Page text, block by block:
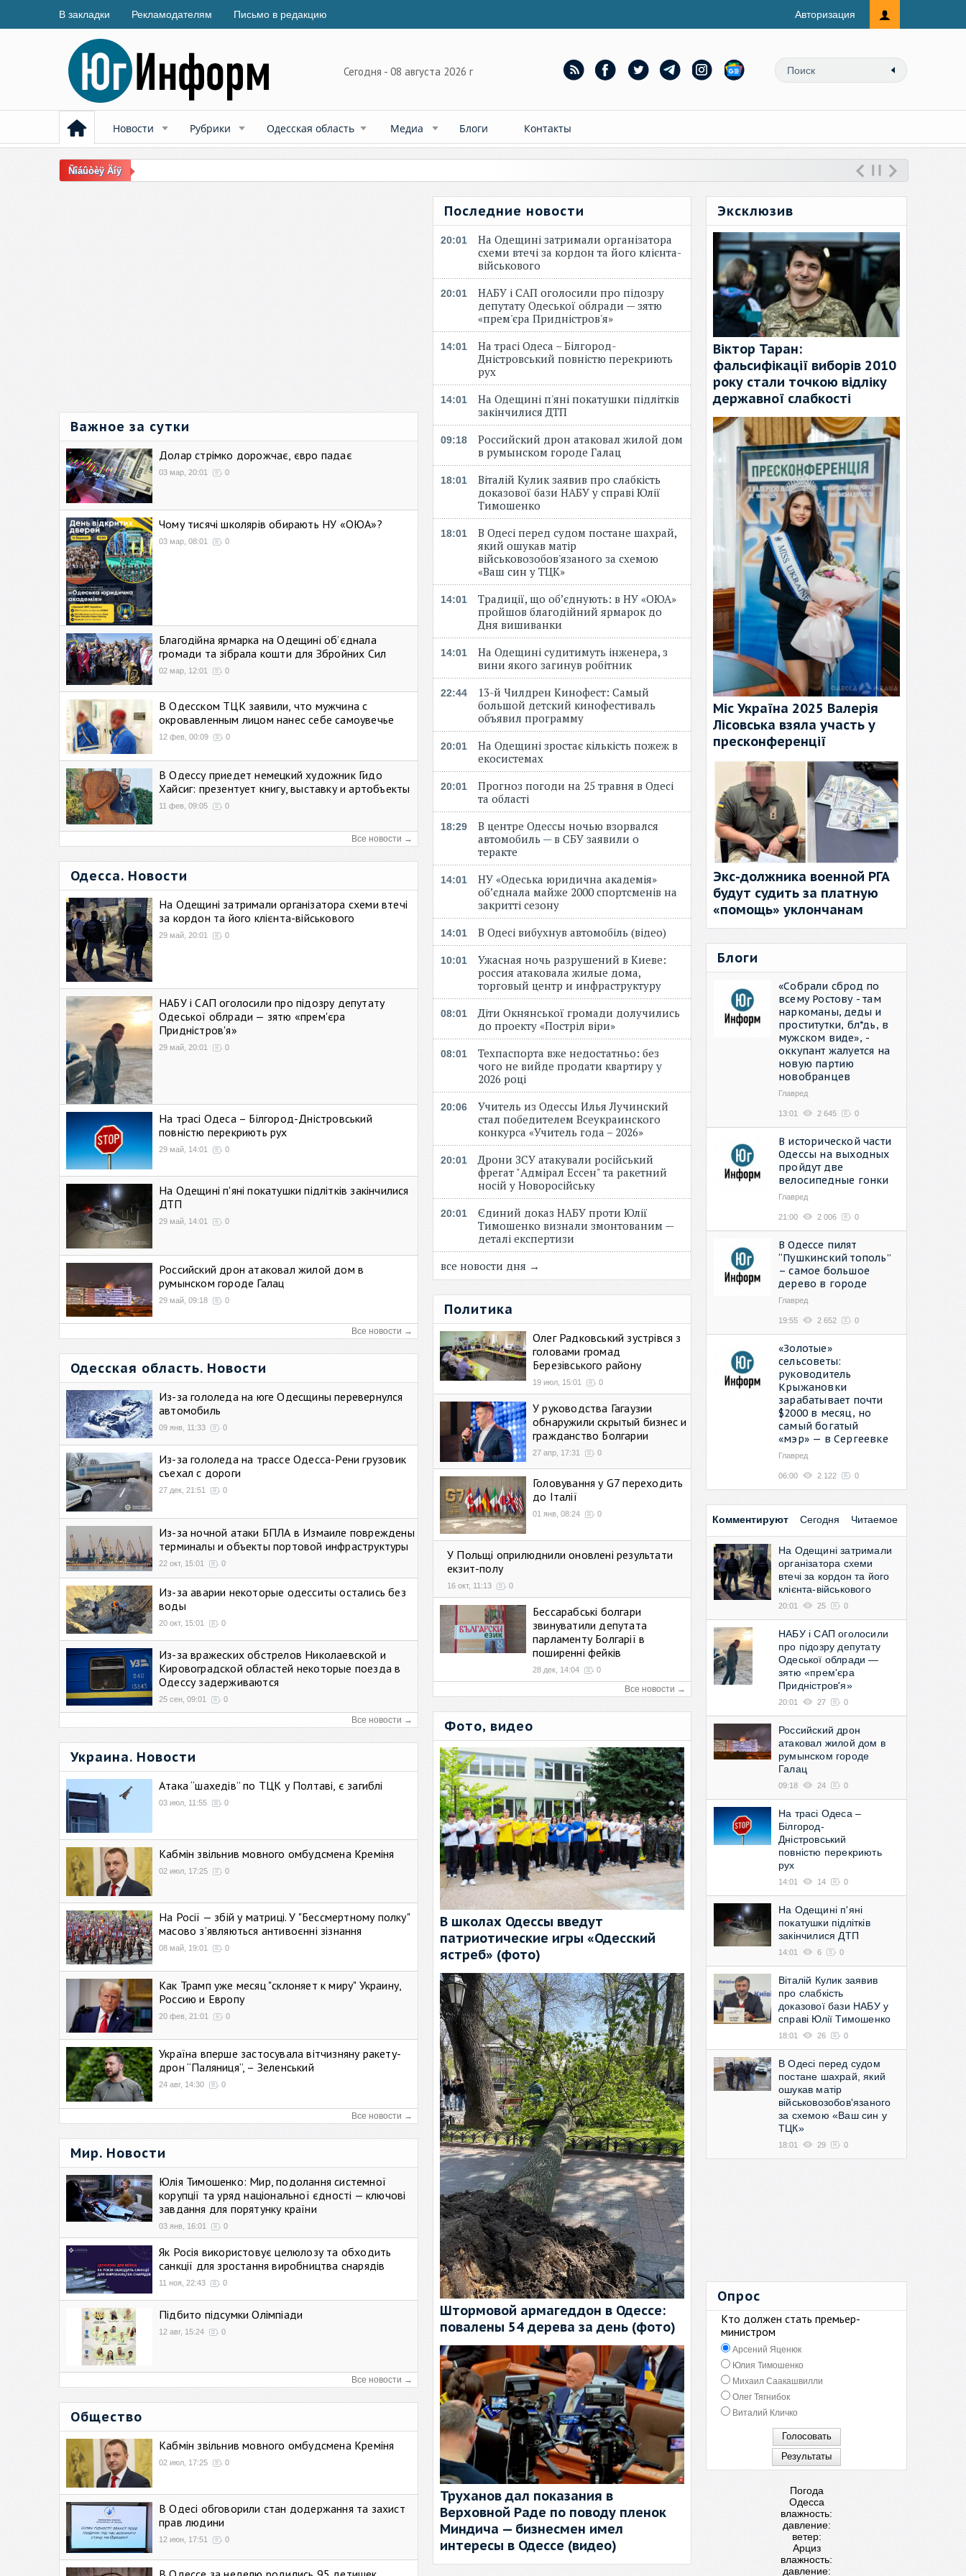
В закладки Рекламодателям Письмо в редакцию Авторизация
Сегодня - 08 августа 2026 г
Новости Рубрики Одесская область Медиа Блоги Контакты
Ñîáûòèÿ Äíÿ
Важное за сутки
Долар стрімко дорожчає, євро падає
03 мар, 20:01 0
Чому тисячі школярів обирають НУ «ОЮА»?
03 мар, 08:01 0
Благодійна ярмарка на Одещині об’єднала
громади та зібрала кошти для Збройних Сил
02 мар, 12:01 0
В Одесском ТЦК заявили, что мужчина с
окровавленным лицом нанес себе самоувечье
12 фев, 00:09 0
В Одессу приедет немецкий художник Гидо
Хайсиг: презентует книгу, выставку и артобъекты
11 фев, 09:05 0
Все новости →
Одесса. Новости
На Одещині затримали організатора схеми втечі
за кордон та його клієнта-військового
29 май, 20:01 0
НАБУ і САП оголосили про підозру депутату
Одеської облради — зятю «прем'єра
Придністров'я»
29 май, 20:01 0
На трасі Одеса – Білгород-Дністровський
повністю перекриють рух
29 май, 14:01 0
На Одещині п'яні покатушки підлітків закінчилися
ДТП
29 май, 14:01 0
Российский дрон атаковал жилой дом в
румынском городе Галац
29 май, 09:18 0
Все новости →
Одесская область. Новости
Из-за гололеда на юге Одесщины перевернулся
автомобиль
09 янв, 11:33 0
Из-за гололеда на трассе Одесса-Рени грузовик
съехал с дороги
27 дек, 21:51 0
Из-за ночной атаки БПЛА в Измаиле повреждены
терминалы и объекты портовой инфраструктуры
22 окт, 15:01 0
Из-за аварии некоторые одесситы остались без
воды
20 окт, 15:01 0
Из-за вражеских обстрелов Николаевской и
Кировоградской областей некоторые поезда в
Одессу задерживаются
25 сен, 09:01 0
Все новости →
Украина. Новости
Атака “шахедів” по ТЦК у Полтаві, є загиблі
03 июл, 11:55 0
Кабмін звільнив мовного омбудсмена Креміня
02 июл, 17:25 0
На Росії — збій у матриці. У "Бессмертному полку"
масово зʼявляються антивоєнні зізнання
08 май, 19:01 0
Как Трамп уже месяц "склоняет к миру" Украину,
Россию и Европу
20 фев, 21:01 0
Україна вперше застосувала вітчизняну ракету-
дрон “Паляниця”, – Зеленський
24 авг, 14:30 0
Все новости →
Мир. Новости
Юлія Тимошенко: Мир, подолання системної
корупції та уряд національної єдності — ключові
завдання для порятунку країни
03 янв, 16:01 0
Як Росія використовує целюлозу та обходить
санкції для зростання виробництва снарядів
11 ноя, 22:43 0
Підбито підсумки Олімпіади
12 авг, 15:24 0
Все новости →
Общество
Кабмін звільнив мовного омбудсмена Креміня
02 июл, 17:25 0
В Одесі обговорили стан додержання та захист
прав людини
12 июн, 17:51 0
Последние новости
20:01
На Одещині затримали організатора
схеми втечі за кордон та його клієнта-
військового
20:01
НАБУ і САП оголосили про підозру
депутату Одеської облради — зятю
«прем'єра Придністров'я»
14:01
На трасі Одеса – Білгород-
Дністровський повністю перекриють
рух
14:01
На Одещині п'яні покатушки підлітків
закінчилися ДТП
09:18
Российский дрон атаковал жилой дом
в румынском городе Галац
18:01
Віталій Кулик заявив про слабкість
доказової бази НАБУ у справі Юлії
Тимошенко
18:01
В Одесі перед судом постане шахрай,
який ошукав матір
військовозобов'язаного за схемою
«Ваш син у ТЦК»
14:01
Традиції, що об’єднують: в НУ «ОЮА»
пройшов благодійний ярмарок до
Дня вишиванки
14:01
На Одещині судитимуть інженера, з
вини якого загинув робітник
22:44
13-й Чилдрен Кинофест: Самый
большой детский кинофестиваль
объявил программу
20:01
На Одещині зростає кількість пожеж в
екосистемах
20:01
Прогноз погоди на 25 травня в Одесі
та області
18:29
В центре Одессы ночью взорвался
автомобиль — в СБУ заявили о
теракте
14:01
НУ «Одеська юридична академія»
об’єднала майже 2000 спортсменів на
закритті сезону
14:01 В Одесі вибухнув автомобіль (відео)
10:01
Ужасная ночь разрушений в Киеве:
россия атаковала жилые дома,
торговый центр и инфраструктуру
08:01
Діти Окнянської громади долучились
до проекту «Постріл віри»
08:01
Техпаспорта вже недостатньо: без
чого не вийде продати квартиру у
2026 році
20:06
Учитель из Одессы Илья Лучинский
стал победителем Всеукраинского
конкурса «Учитель года – 2026»
20:01
Дрони ЗСУ атакували російський
фрегат "Адмірал Ессен" та ракетний
носій у Новоросійську
20:01
Єдиний доказ НАБУ проти Юлії
Тимошенко визнали змонтованим —
деталі експертизи
все новости дня →
Политика
Олег Радковський зустрівся з
головами громад
Березівського району
19 июл, 15:01 0
У руководства Гагаузии
обнаружили скрытый бизнес и
гражданство Болгарии
27 апр, 17:31 0
Головування у G7 переходить
до Італії
01 янв, 08:24 0
У Польщі оприлюднили оновлені результати
екзит-полу
16 окт, 11:13 0
Бессарабські болгари
звинуватили депутата
парламенту Болгарії в
поширенні фейків
28 дек, 14:04 0
Все новости →
Фото, видео
В школах Одессы введут
патриотические игры «Одесский
ястреб» (фото)
Штормовой армагеддон в Одессе:
повалены 54 дерева за день (фото)
Труханов дал показания в
Верховной Раде по поводу пленок
Миндича — бизнесмен имел
интересы в Одессе (видео)
Эксклюзив
Віктор Таран:
фальсифікації виборів 2010
року стали точкою відліку
державної слабкості
Міс Україна 2025 Валерія
Лісовська взяла участь у
пресконференції
Экс-должника военной РГА
будут судить за платную
«помощь» уклончанам
Блоги
«Собрали сброд по
всему Ростову - там
наркоманы, деды и
проститутки, бл*дь, в
мужском виде», -
оккупант жалуется на
новую партию
новобранцев
Главред
13:01 2 645 0
В исторической части
Одессы на выходных
пройдут две
велосипедные гонки
Главред
21:00 2 006 0
В Одессе пилят
“Пушкинский тополь”
– самое большое
дерево в городе
Главред
19:55 2 652 0
«Золотые»
сельсоветы:
руководитель
Крыжановки
зарабатывает почти
$2000 в месяц, но
самый богатый
«мэр» — в Сергеевке
Главред
06:00 2 122 0
Комментируют Сегодня Читаемое
На Одещині затримали
організатора схеми
втечі за кордон та його
клієнта-військового
20:01 25 0
НАБУ і САП оголосили
про підозру депутату
Одеської облради —
зятю «прем'єра
Придністров'я»
20:01 27 0
Российский дрон
атаковал жилой дом в
румынском городе
Галац
09:18 24 0
На трасі Одеса –
Білгород-
Дністровський
повністю перекриють
рух
14:01 14 0
На Одещині п'яні
покатушки підлітків
закінчилися ДТП
14:01 6 0
Віталій Кулик заявив
про слабкість
доказової бази НАБУ у
справі Юлії Тимошенко
18:01 26 0
В Одесі перед судом
постане шахрай, який
ошукав матір
військовозобов'язаного
за схемою «Ваш син у
ТЦК»
18:01 29 0
Опрос
Кто должен стать премьер-
министром
Арсений Яценюк
Юлия Тимошенко
Михаил Саакашвилли
Олег Тягнибок
Виталий Кличко
Погода
Одесса
влажность:
давление:
ветер:
Арциз
влажность:
давление: